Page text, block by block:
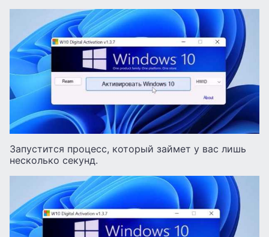
Запустится процесс, который займет у вас лишь
несколько секунд.